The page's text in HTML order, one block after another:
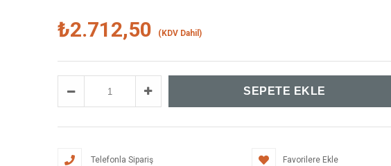
₺2.712,50 (KDV Dahil)
Telefonla Sipariş Favorilere Ekle